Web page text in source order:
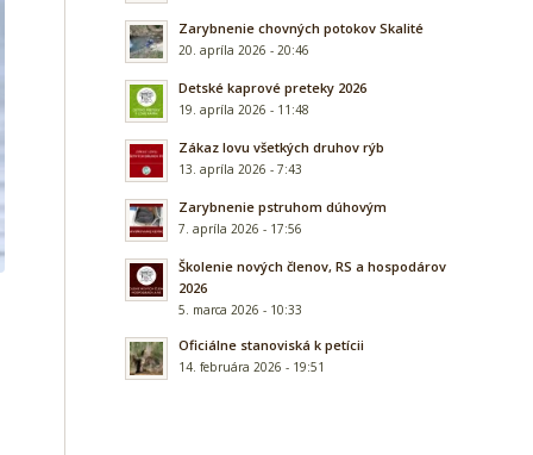
Zarybnenie chovných potokov Skalité
20. apríla 2026 - 20:46
Detské kaprové preteky 2026
19. apríla 2026 - 11:48
Zákaz lovu všetkých druhov rýb
13. apríla 2026 - 7:43
Zarybnenie pstruhom dúhovým
7. apríla 2026 - 17:56
Školenie nových členov, RS a hospodárov
2026
5. marca 2026 - 10:33
Oficiálne stanoviská k petícii
14. februára 2026 - 19:51